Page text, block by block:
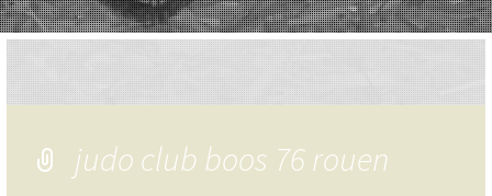
judo club boos 76 rouen